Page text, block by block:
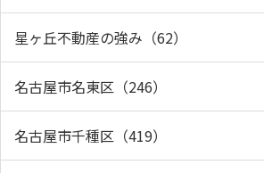
星ヶ丘不動産の強み（62）
名古屋市名東区（246）
名古屋市千種区（419）